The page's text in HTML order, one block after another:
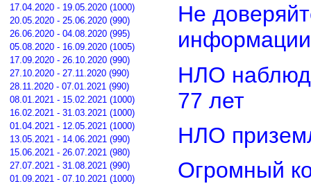
17.04.2020 - 19.05.2020 (1000)
20.05.2020 - 25.06.2020 (990)
26.06.2020 - 04.08.2020 (995)
05.08.2020 - 16.09.2020 (1005)
17.09.2020 - 26.10.2020 (990)
27.10.2020 - 27.11.2020 (990)
28.11.2020 - 07.01.2021 (990)
08.01.2021 - 15.02.2021 (1000)
16.02.2021 - 31.03.2021 (1000)
01.04.2021 - 12.05.2021 (1000)
13.05.2021 - 14.06.2021 (990)
15.06.2021 - 26.07.2021 (980)
27.07.2021 - 31.08.2021 (990)
01.09.2021 - 07.10.2021 (1000)
Не
информации
НЛО
77 лет
НЛО
Огромный